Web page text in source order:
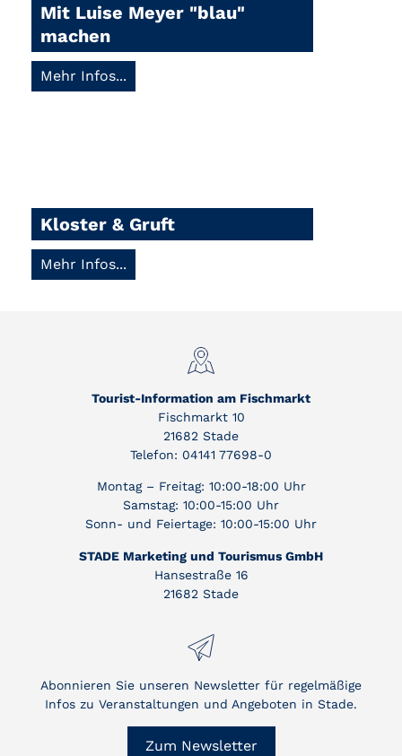
Mit Luise Meyer "blau"
machen
Mehr Infos...
Kloster & Gruft
Mehr Infos...
Tourist-Information am Fischmarkt
Fischmarkt 10
21682 Stade
Telefon: 04141 77698-0
Montag – Freitag: 10:00-18:00 Uhr
Samstag: 10:00-15:00 Uhr
Sonn- und Feiertage: 10:00-15:00 Uhr
STADE Marketing und Tourismus GmbH
Hansestraße 16
21682 Stade
Abonnieren Sie unseren Newsletter für regelmäßige
Infos zu Veranstaltungen und Angeboten in Stade.
Zum Newsletter